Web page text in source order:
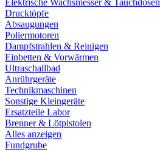
Elektrische Wachsmesser & Tauchdosen
Drucktöpfe
Absaugungen
Poliermotoren
Dampfstrahlen & Reinigen
Einbetten & Vorwärmen
Ultraschallbad
Anrührgeräte
Technikmaschinen
Sonstige Kleingeräte
Ersatzteile Labor
Brenner & Lötpistolen
Alles anzeigen
Fundgrube